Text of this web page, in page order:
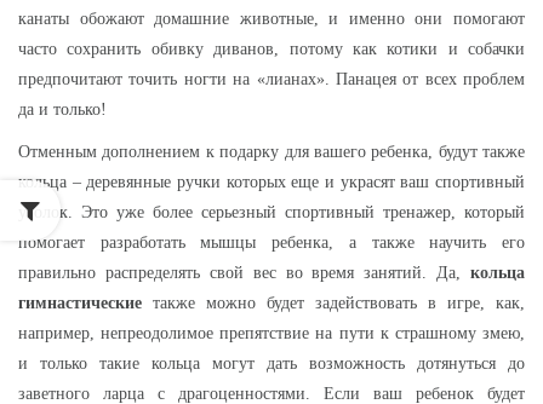
канаты обожают домашние животные, и именно они помогают
часто сохранить обивку диванов, потому как котики и собачки
предпочитают точить ногти на «лианах». Панацея от всех проблем
да и только!
Отменным дополнением к подарку для вашего ребенка, будут также
кольца – деревянные ручки которых еще и украсят ваш спортивный
уголок. Это уже более серьезный спортивный тренажер, который
помогает разработать мышцы ребенка, а также научить его
правильно распределять свой вес во время занятий. Да, кольца
гимнастические также можно будет задействовать в игре, как,
например, непреодолимое препятствие на пути к страшному змею,
и только такие кольца могут дать возможность дотянуться до
заветного ларца с драгоценностями. Если ваш ребенок будет